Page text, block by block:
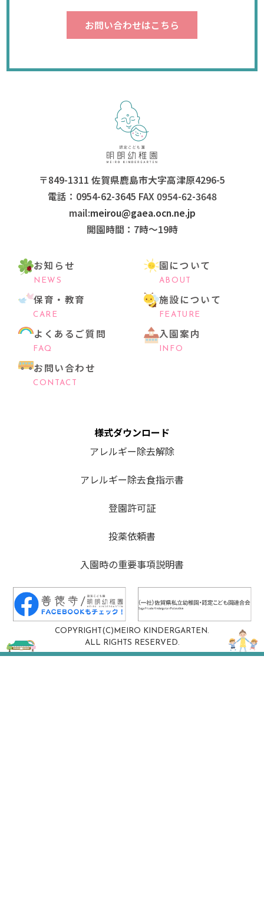
お問い合わせはこちら
〒849-1311 佐賀県鹿島市大字高津原4296-5
電話：0954-62-3645 FAX 0954-62-3648
mail:meirou@gaea.ocn.ne.jp
開園時間：7時〜19時
お知らせ
NEWS
園について
ABOUT
保育・教育
CARE
施設について
FEATURE
よくあるご質問
FAQ
入園案内
INFO
お問い合わせ
CONTACT
様式ダウンロード
アレルギー除去解除
アレルギー除去食指示書
登園許可証
投薬依頼書
入園時の重要事項説明書
COPYRIGHT(C)MEIRO KINDERGARTEN.
ALL RIGHTS RESERVED.